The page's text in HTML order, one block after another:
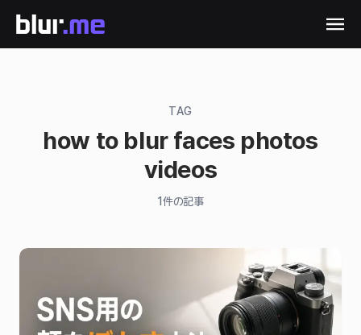
TAG
how to blur faces photos
videos
1件の記事